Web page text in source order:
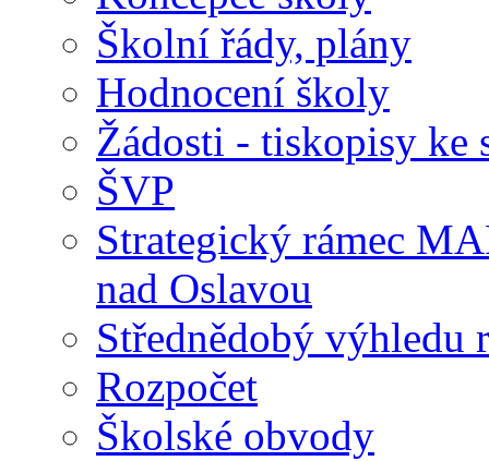
Školní řády, plány
Hodnocení školy
Žádosti - tiskopisy ke
ŠVP
Strategický rámec
nad Oslavou
Střednědobý výhledu
Rozpočet
Školské obvody